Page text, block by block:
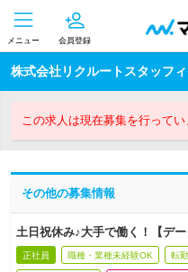
メニュー 会員登録
株式会社リクルートスタッフ
この求人は現在募集を行ってい
その他の募集情報
土日祝休み♪大手で働く！【デ
正社員 職種・業種未経験OK 転